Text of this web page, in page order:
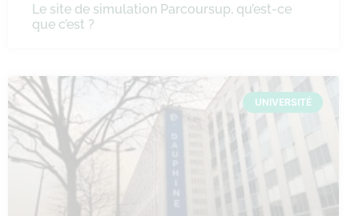
Le site de simulation Parcoursup, qu’est-ce
que c’est ?
UNIVERSITÉ